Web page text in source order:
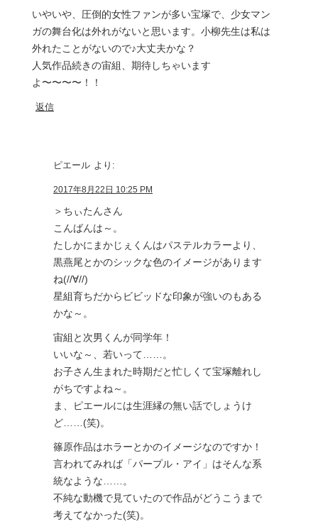
いやいや、圧倒的女性ファンが多い宝塚で、少女マン
ガの舞台化は外れがないと思います。小柳先生は私は
外れたことがないので♪大丈夫かな？
人気作品続きの宙組、期待しちゃいます
よ〜〜〜〜！！
返信
ピエール より:
2017年8月22日 10:25 PM
＞ちぃたんさん
こんばんは～。
たしかにまかじぇくんはパステルカラーより、
黒燕尾とかのシックな色のイメージがあります
ね(//∀//)
星組育ちだからビビッドな印象が強いのもある
かな～。
宙組と次男くんが同学年！
いいな～、若いって……。
お子さん生まれた時期だと忙しくて宝塚離れし
がちですよね～。
ま、ピエールには生涯縁の無い話でしょうけ
ど……(笑)。
篠原作品はホラーとかのイメージなのですか！
言われてみれば「パープル・アイ」はそんな系
統なような……。
不純な動機で見ていたので作品がどうこうまで
考えてなかった(笑)。